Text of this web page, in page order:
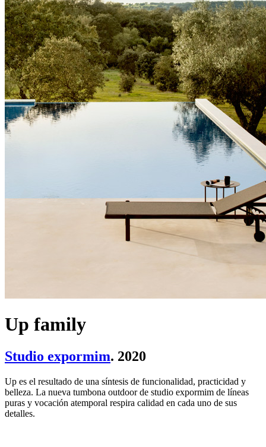
Up family
Studio expormim. 2020
Up es el resultado de una síntesis de funcionalidad, practicidad y
belleza. La nueva tumbona outdoor de studio expormim de líneas
puras y vocación atemporal respira calidad en cada uno de sus
detalles.